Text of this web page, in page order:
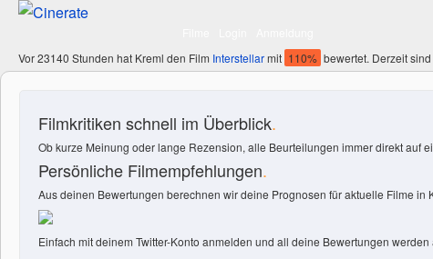
Vor 23140 Stunden hat Kreml den Film Interstellarmit 110% bewertet. Derzeit sind
Filmkritiken schnell im Überblick.
Ob kurze Meinung oder lange Rezension, alle Beurteilungen immer direkt auf
Persönliche Filmempfehlungen.
Aus deinen Bewertungen berechnen wir deine Prognosen für aktuelle Filme in
Einfach mit deinem Twitter-Konto anmelden und all deine Bewertungen werden